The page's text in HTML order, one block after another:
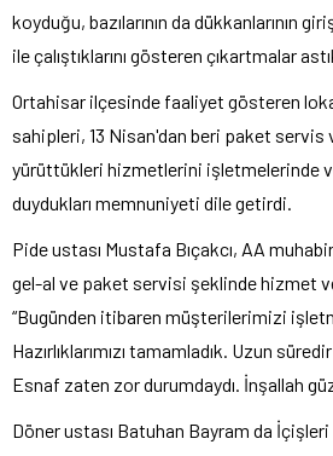
koyduğu, bazılarının da dükkanlarının
ile çalıştıklarını gösteren çıkartmalar
Ortahisar ilçesinde faaliyet gösteren
sahipleri, 13 Nisan'dan beri paket servis
yürüttükleri hizmetlerini işletmelerinde
duydukları memnuniyeti dile getirdi.
Pide ustası Mustafa Bıçakcı, AA
gel-al ve paket servisi şeklinde hizmet
“Bugünden itibaren müşterilerimizi
Hazırlıklarımızı tamamladık. Uzun
Esnaf zaten zor durumdaydı. İnşallah
Döner ustası Batuhan Bayram da İçişleri